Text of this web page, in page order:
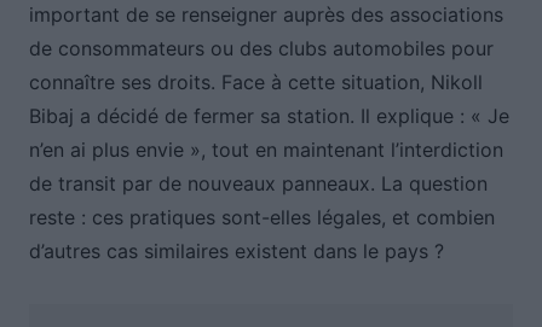
important de se renseigner auprès des associations
de consommateurs ou des clubs automobiles pour
connaître ses droits. Face à cette situation, Nikoll
Bibaj a décidé de fermer sa station. Il explique : « Je
n’en ai plus envie », tout en maintenant l’interdiction
de transit par de nouveaux panneaux. La question
reste : ces pratiques sont-elles légales, et combien
d’autres cas similaires existent dans le pays ?